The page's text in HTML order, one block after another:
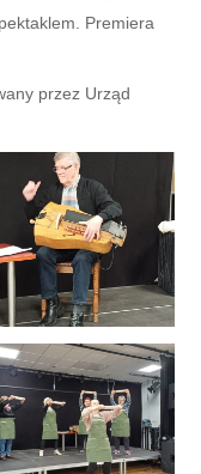
Premiera
przez Urząd